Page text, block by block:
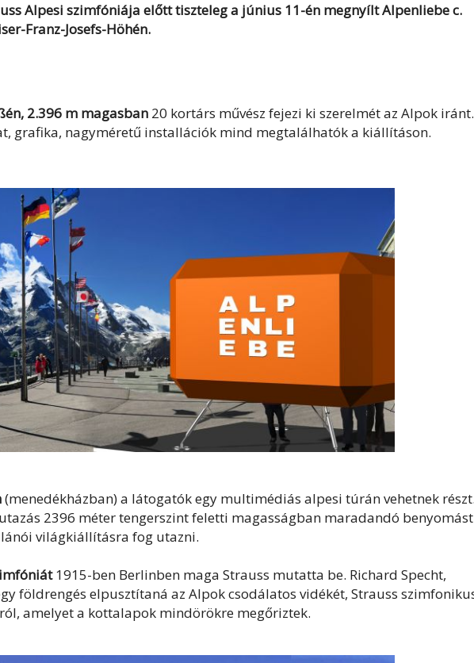
Alpesi szimfóniája előtt tiszteleg a június 11-én megnyílt Alpenliebe c.
Franz-Josefs-Höhén.
2.396 m magasban 20 kortárs művész fejezi ki szerelmét az Alpok iránt.
grafika, nagyméretű installációk mind megtalálhatók a kiállításon.
(menedékházban) a látogatók egy multimédiás alpesi túrán vehetnek
2396 méter tengerszint feletti magasságban maradandó benyomást
világkiállításra fog utazni.
1915-ben Berlinben maga Strauss mutatta be. Richard Specht,
földrengés elpusztítaná az Alpok csodálatos vidékét, Strauss
amelyet a kottalapok mindörökre megőriztek.